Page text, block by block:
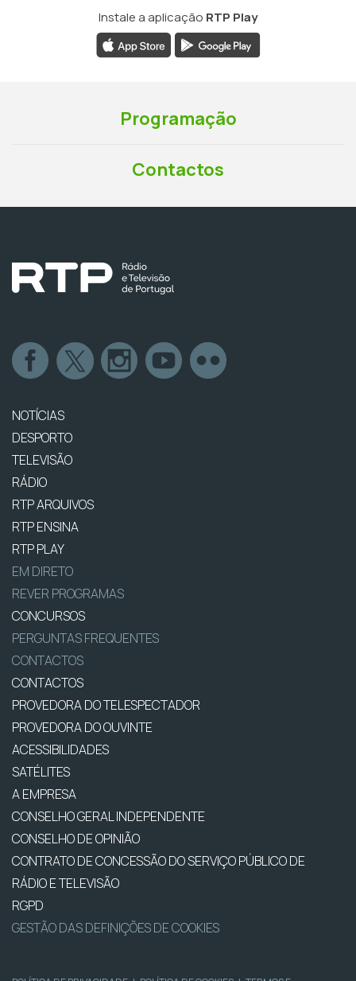
Instale a aplicação RTP Play
Programação
Contactos
NOTÍCIAS
DESPORTO
TELEVISÃO
RÁDIO
RTP ARQUIVOS
RTP ENSINA
RTP PLAY
EM DIRETO
REVER PROGRAMAS
CONCURSOS
PERGUNTAS FREQUENTES
CONTACTOS
CONTACTOS
PROVEDORA DO TELESPECTADOR
PROVEDORA DO OUVINTE
ACESSIBILIDADES
SATÉLITES
A EMPRESA
CONSELHO GERAL INDEPENDENTE
CONSELHO DE OPINIÃO
CONTRATO DE CONCESSÃO DO SERVIÇO PÚBLICO DE
RÁDIO E TELEVISÃO
RGPD
GESTÃO DAS DEFINIÇÕES DE COOKIES